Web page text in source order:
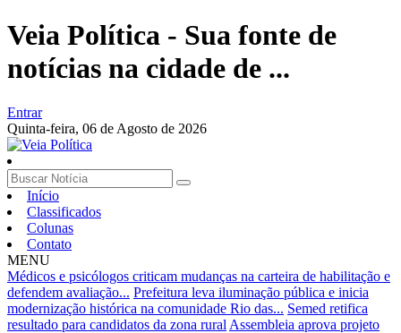
Veia Política - Sua fonte de
notícias na cidade de ...
Entrar
Quinta-feira, 06 de Agosto de 2026
Início
Classificados
Colunas
Contato
MENU
Médicos e psicólogos criticam mudanças na carteira de habilitação e
defendem avaliação... Prefeitura leva iluminação pública e inicia
modernização histórica na comunidade Rio das... Semed retifica
resultado para candidatos da zona rural Assembleia aprova projeto